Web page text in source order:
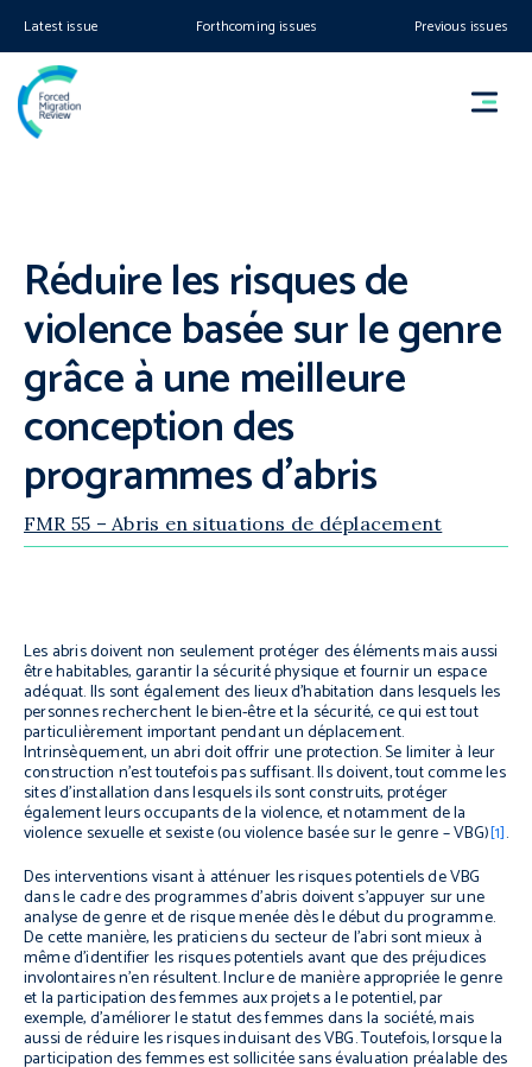
Latest issue Forthcoming issues Previous issues
Réduire les risques de
violence basée sur le genre
grâce à une meilleure
conception des
programmes d’abris
FMR 55 – Abris en situations de déplacement
Les abris doivent non seulement protéger des éléments mais aussi
être habitables, garantir la sécurité physique et fournir un espace
adéquat. Ils sont également des lieux d’habitation dans lesquels les
personnes recherchent le bien-être et la sécurité, ce qui est tout
particulièrement important pendant un déplacement.
Intrinsèquement, un abri doit offrir une protection. Se limiter à leur
construction n’est toutefois pas suffisant. Ils doivent, tout comme les
sites d’installation dans lesquels ils sont construits, protéger
également leurs occupants de la violence, et notamment de la
violence sexuelle et sexiste (ou violence basée sur le genre – VBG)[1].
Des interventions visant à atténuer les risques potentiels de VBG
dans le cadre des programmes d’abris doivent s’appuyer sur une
analyse de genre et de risque menée dès le début du programme.
De cette manière, les praticiens du secteur de l’abri sont mieux à
même d’identifier les risques potentiels avant que des préjudices
involontaires n’en résultent. Inclure de manière appropriée le genre
et la participation des femmes aux projets a le potentiel, par
exemple, d’améliorer le statut des femmes dans la société, mais
aussi de réduire les risques induisant des VBG. Toutefois, lorsque la
participation des femmes est sollicitée sans évaluation préalable des